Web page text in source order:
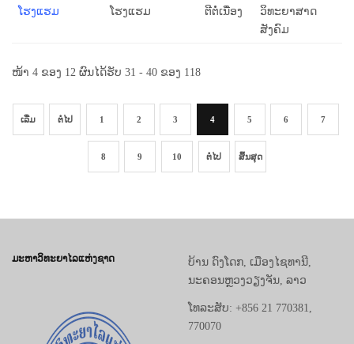
ໂຮງແຮມ
ໂຮງແຮມ
ຕີຕໍ່ເນື່ອງ
ວິທະຍາສາດ
ສັງຄົມ
ໜ້າ 4 ຂອງ 12 ຜົນໄດ້ຮັບ 31 - 40 ຂອງ 118
ເລີ່ມ ຕໍ່ໄປ 1 2 3 4 5 6 7
8 9 10 ຕໍ່ໄປ ສິ້ນສຸດ
ມະຫາວິທະຍາໄລແຫ່ງຊາດ
ບ້ານ ດົງໂດກ, ເມືອງໄຊທານີ,
ນະຄອນຫຼວງວຽງຈັນ, ລາວ
ໂທລະສັບ: +856 21 770381,
770070